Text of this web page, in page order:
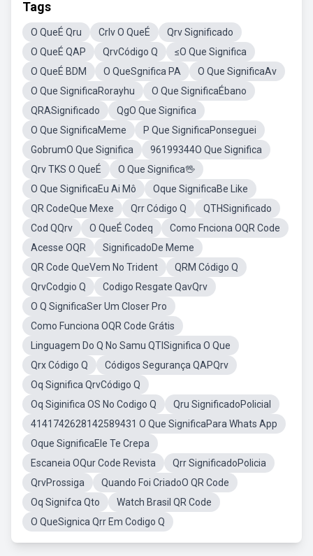
Tags
O QueÉ Qru Crlv O QueÉ
Qrv Significado
O QueÉ QAP
QrvCódigo Q
≤O Que Significa
O QueÉ BDM
O QueSgnifica PA
O Que SignificaAv
O Que SignificaRorayhu
O Que SignificaÉbano
QRASignificado
QgO Que Significa
O Que SignificaMeme
P Que SignificaPonseguei
GobrumO Que Significa
96199344O Que Significa
Qrv TKS O QueÉ
O Que Significa🖖
O Que SignificaEu Ai Mô
Oque SignificaBe Like
QR CodeQue Mexe
Qrr Código Q
QTHSignificado
Cod QQrv
O QueÉ Codeq
Como Fnciona OQR Code
Acesse OQR
SignificadoDe Meme
QR Code QueVem No Trident
QRM Código Q
QrvCodgio Q
Codigo Resgate QavQrv
O Q SignificaSer Um Closer Pro
Como Funciona OQR Code Grátis
Linguagem Do Q No Samu QTISignifica O Que
Qrx Código Q
Códigos Segurança QAPQrv
Oq Significa QrvCódigo Q
Oq Siginifica OS No Codigo Q
Qru SignificadoPolicial
4141742628142589431 O Que SignificaPara Whats App
Oque SignificaEle Te Crepa
Escaneia OQur Code Revista
Qrr SignificadoPolicia
QrvProssiga
Quando Foi CriadoO QR Code
Oq Signifca Qto
Watch Brasil QR Code
O QueSignica Qrr Em Codigo Q